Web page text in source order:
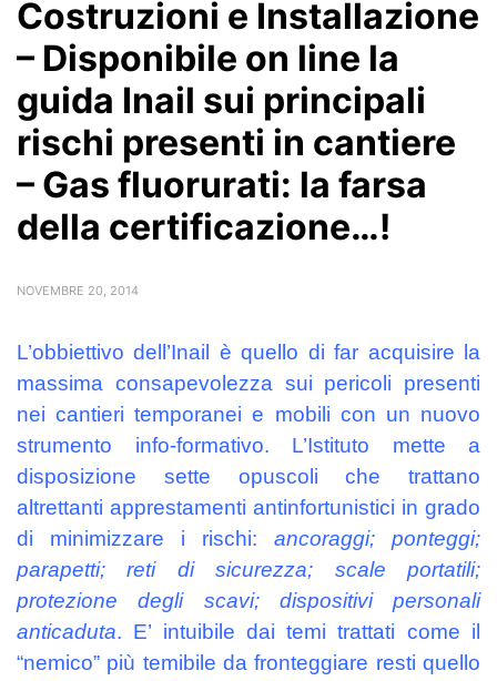
Costruzioni e Installazione
– Disponibile on line la
guida Inail sui principali
rischi presenti in cantiere
– Gas fluorurati: la farsa
della certificazione…!
NOVEMBRE 20, 2014
L’obbiettivo dell’Inail è quello di far acquisire la
massima consapevolezza sui pericoli presenti
nei cantieri temporanei e mobili con un nuovo
strumento info-formativo. L’Istituto mette a
disposizione sette opuscoli che trattano
altrettanti apprestamenti antinfortunistici in grado
di minimizzare i rischi: ancoraggi; ponteggi;
parapetti; reti di sicurezza; scale portatili;
protezione degli scavi; dispositivi personali
anticaduta. E’ intuibile dai temi trattati come il
“nemico” più temibile da fronteggiare resti quello